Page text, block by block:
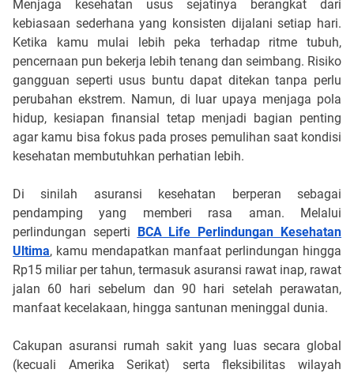
Menjaga kesehatan usus sejatinya berangkat dari
kebiasaan sederhana yang konsisten dijalani setiap hari.
Ketika kamu mulai lebih peka terhadap ritme tubuh,
pencernaan pun bekerja lebih tenang dan seimbang. Risiko
gangguan seperti usus buntu dapat ditekan tanpa perlu
perubahan ekstrem. Namun, di luar upaya menjaga pola
hidup, kesiapan finansial tetap menjadi bagian penting
agar kamu bisa fokus pada proses pemulihan saat kondisi
kesehatan membutuhkan perhatian lebih.
Di sinilah asuransi kesehatan berperan sebagai
pendamping yang memberi rasa aman. Melalui
perlindungan seperti BCA Life Perlindungan Kesehatan
Ultima, kamu mendapatkan manfaat perlindungan hingga
Rp15 miliar per tahun, termasuk asuransi rawat inap, rawat
jalan 60 hari sebelum dan 90 hari setelah perawatan,
manfaat kecelakaan, hingga santunan meninggal dunia.
Cakupan asuransi rumah sakit yang luas secara global
(kecuali Amerika Serikat) serta fleksibilitas wilayah